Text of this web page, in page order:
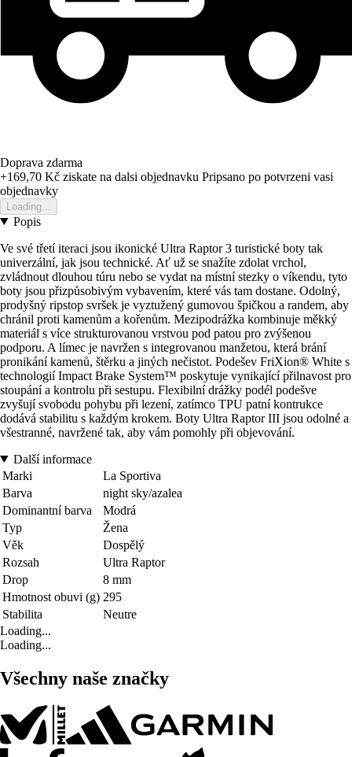
Doprava zdarma
+169,70 Kč ziskate na dalsi objednavku Pripsano po potvrzeni vasi
objednavky
Loading...
Popis
Ve své třetí iteraci jsou ikonické Ultra Raptor 3 turistické boty tak
univerzální, jak jsou technické. Ať už se snažíte zdolat vrchol,
zvládnout dlouhou túru nebo se vydat na místní stezky o víkendu, tyto
boty jsou přizpůsobivým vybavením, které vás tam dostane. Odolný,
prodyšný ripstop svršek je vyztužený gumovou špičkou a randem, aby
chránil proti kamenům a kořenům. Mezipodrážka kombinuje měkký
materiál s více strukturovanou vrstvou pod patou pro zvýšenou
podporu. A límec je navržen s integrovanou manžetou, která brání
pronikání kamenů, štěrku a jiných nečistot. Podešev FriXion® White s
technologií Impact Brake System™ poskytuje vynikající přilnavost pro
stoupání a kontrolu při sestupu. Flexibilní drážky podél podešve
zvyšují svobodu pohybu při lezení, zatímco TPU patní kontrukce
dodává stabilitu s každým krokem. Boty Ultra Raptor III jsou odolné a
všestranné, navržené tak, aby vám pomohly při objevování.
Další informace
Marki
La Sportiva
Barva
night sky/azalea
Dominantní barva
Modrá
Typ
Žena
Věk
Dospělý
Rozsah
Ultra Raptor
Drop
8 mm
Hmotnost obuvi (g) 295
Stabilita
Neutre
Loading...
Loading...
Všechny naše značky